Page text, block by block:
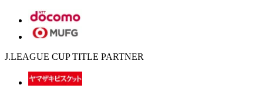
J.LEAGUE CUP TITLE PARTNER